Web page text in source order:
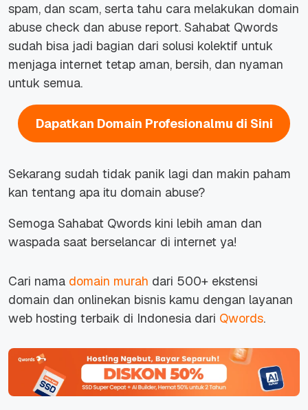
spam, dan scam, serta tahu cara melakukan domain
abuse check dan abuse report. Sahabat Qwords
sudah bisa jadi bagian dari solusi kolektif untuk
menjaga internet tetap aman, bersih, dan nyaman
untuk semua.
Dapatkan Domain Profesionalmu di Sini
Sekarang sudah tidak panik lagi dan makin paham
kan tentang apa itu domain abuse?
Semoga Sahabat Qwords kini lebih aman dan
waspada saat berselancar di internet ya!
Cari nama domain murah dari 500+ ekstensi
domain dan onlinekan bisnis kamu dengan layanan
web hosting terbaik di Indonesia dari Qwords.